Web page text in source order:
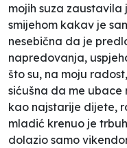
mojih suza zaustavila
smijehom kakav je
nesebična da je
napredovanja,
što su, na moju
sićušna da me ubace
kao najstarije dijete,
mladić krenuo je
dolazio samo